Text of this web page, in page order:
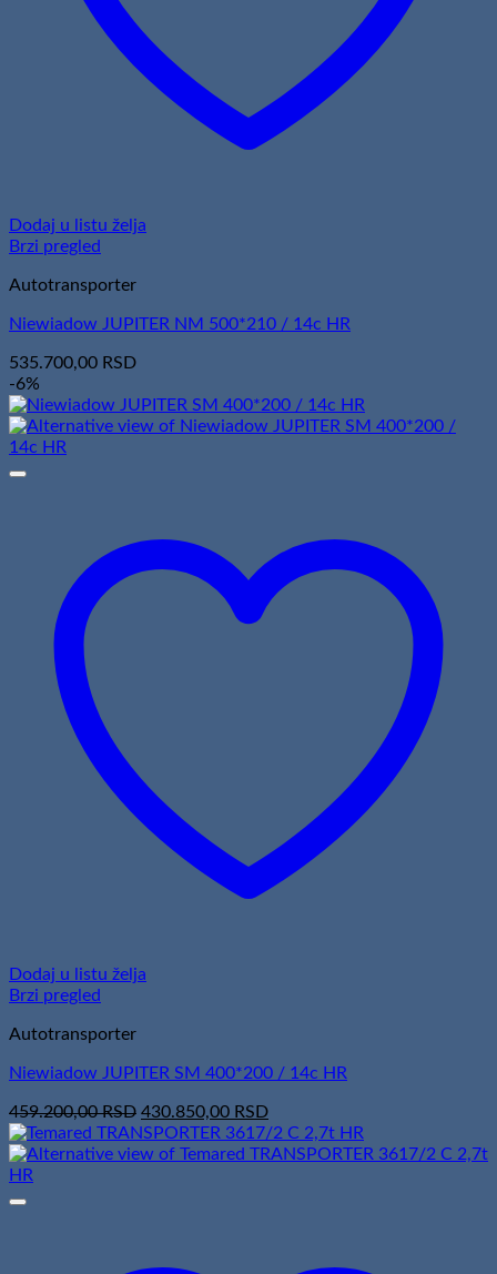
Dodaj u listu želja
Brzi pregled
Autotransporter
Niewiadow JUPITER NM 500*210 / 14c HR
535.700,00 RSD
-6%
Dodaj u listu želja
Brzi pregled
Autotransporter
Niewiadow JUPITER SM 400*200 / 14c HR
459.200,00RSD Original
price
was:
430.850,00 RSDCurrent
price
is: